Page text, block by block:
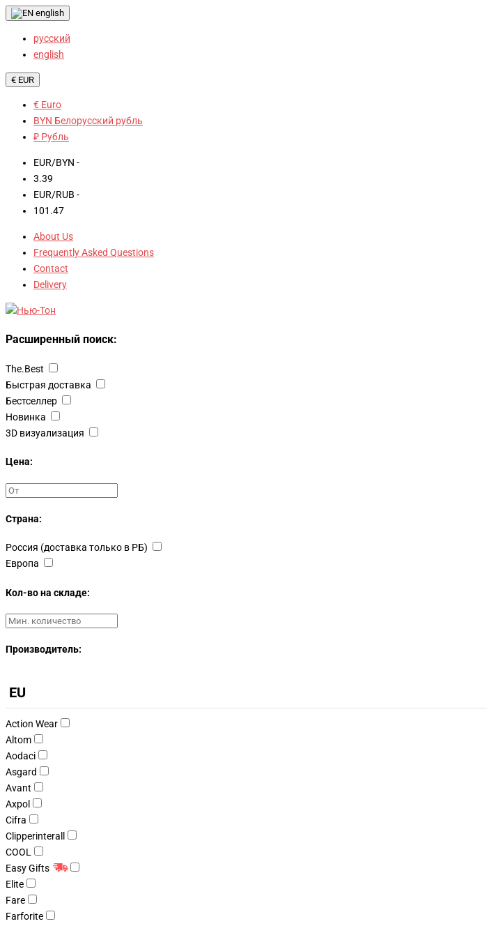
english
русский
english
€ EUR
€ Euro
BYN Белорусский рубль
₽ Рубль
EUR/BYN -
3.39
EUR/RUB -
101.47
About Us
Frequently Asked Questions
Contact
Delivery
Расширенный поиск:
The.Best
Быстрая доставка
Бестселлер
Новинка
3D визуализация
Цена:
Страна:
Россия (доставка только в РБ)
Европа
Кол-во на складе:
Производитель:
EU
Action Wear
Altom
Aodaci
Asgard
Avant
Axpol
Cifra
Clipperinterall
COOL
Easy Gifts
Elite
Fare
Farforite